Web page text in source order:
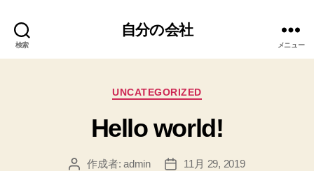
検索
自分の会社
メニュー
カ
ゴ
リ
UNCATEGORIZED
Hello world!
投
作成者:admin
投
11月 29, 2019